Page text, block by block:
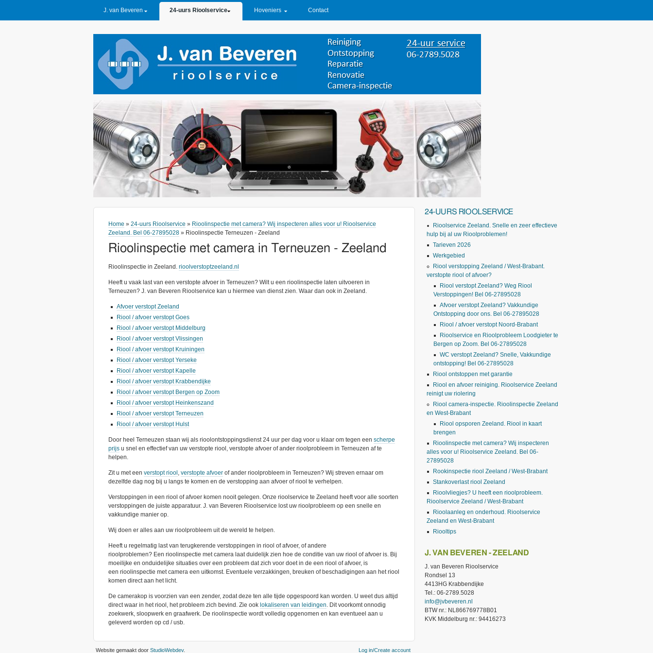
J. van Beveren 24-uurs Rioolservice Hoveniers Contact
Home » 24-uurs Rioolservice » Rioolinspectie met camera? Wij inspecteren alles voor u! Rioolservice
Zeeland. Bel 06-27895028 » Rioolinspectie Terneuzen - Zeeland
Rioolinspectie met camera in Terneuzen - Zeeland
Rioolinspectie in Zeeland. rioolverstoptzeeland.nl
Heeft u vaak last van een verstopte afvoer in Terneuzen? Wilt u een rioolinspectie laten uitvoeren in
Terneuzen? J. van Beveren Rioolservice kan u hiermee van dienst zien. Waar dan ook in Zeeland.
Afvoer verstopt Zeeland
Riool / afvoer verstopt Goes
Riool / afvoer verstopt Middelburg
Riool / afvoer verstopt Vlissingen
Riool / afvoer verstopt Kruiningen
Riool / afvoer verstopt Yerseke
Riool / afvoer verstopt Kapelle
Riool / afvoer verstopt Krabbendijke
Riool / afvoer verstopt Bergen op Zoom
Riool / afvoer verstopt Heinkenszand
Riool / afvoer verstopt Terneuzen
Riool / afvoer verstopt Hulst
Door heel Terneuzen staan wij als rioolontstoppingsdienst 24 uur per dag voor u klaar om tegen een scherpe
prijs u snel en effectief van uw verstopte riool, verstopte afvoer of ander rioolprobleem in Terneuzen af te
helpen.
Zit u met een verstopt riool , verstopte afvoer of ander rioolprobleem in Terneuzen? Wij streven ernaar om
dezelfde dag nog bij u langs te komen en de verstopping aan afvoer of riool te verhelpen.
Verstoppingen in een riool of afvoer komen nooit gelegen. Onze rioolservice te Zeeland heeft voor alle soorten
verstoppingen de juiste apparatuur. J. van Beveren Rioolservice lost uw rioolprobleem op een snelle en
vakkundige manier op.
Wij doen er alles aan uw rioolprobleem uit de wereld te helpen.
Heeft u regelmatig last van terugkerende verstoppingen in riool of afvoer, of andere
rioolproblemen? Een rioolinspectie met camera laat duidelijk zien hoe de conditie van uw riool of afvoer is. Bij
moeilijke en onduidelijke situaties over een probleem dat zich voor doet in de een riool of afvoer, is
een rioolinspectie met camera een uitkomst. Eventuele verzakkingen, breuken of beschadigingen aan het riool
komen direct aan het licht.
De camerakop is voorzien van een zender, zodat deze ten alle tijde opgespoord kan worden. U weet dus altijd
direct waar in het riool, het probleem zich bevind. Zie ook lokaliseren van leidingen. Dit voorkomt onnodig
zoekwerk, sloopwerk en graafwerk. De rioolinspectie wordt volledig opgenomen en kan eventueel aan u
geleverd worden op cd / usb.
Website gemaakt door StudioWebdev. ACCOUNT MENU
Log in/Create account
24-UURS RIOOLSERVICE
Rioolservice Zeeland. Snelle en zeer effectieve
hulp bij al uw Rioolproblemen!
Tarieven 2026
Werkgebied
Riool verstopping Zeeland / West-Brabant.
verstopte riool of afvoer?
Riool verstopt Zeeland? Weg Riool
Verstoppingen! Bel 06-27895028
Afvoer verstopt Zeeland? Vakkundige
Ontstopping door ons. Bel 06-27895028
Riool / afvoer verstopt Noord-Brabant
Rioolservice en Rioolprobleem Loodgieter te
Bergen op Zoom. Bel 06-27895028
WC verstopt Zeeland? Snelle, Vakkundige
ontstopping! Bel 06-27895028
Riool ontstoppen met garantie
Riool en afvoer reiniging. Rioolservice Zeeland
reinigt uw riolering
Riool camera-inspectie. Rioolinspectie Zeeland
en West-Brabant
Riool opsporen Zeeland. Riool in kaart
brengen
Rioolinspectie met camera? Wij inspecteren
alles voor u! Rioolservice Zeeland. Bel 06-
27895028
Rookinspectie riool Zeeland / West-Brabant
Stankoverlast riool Zeeland
Rioolvliegjes? U heeft een rioolprobleem.
Rioolservice Zeeland / West-Brabant
Rioolaanleg en onderhoud. Rioolservice
Zeeland en West-Brabant
Riooltips
J. VAN BEVEREN - ZEELAND
J. van Beveren Rioolservice
Rondsel 13
4413HG Krabbendijke
Tel.: 06-2789.5028
info@jvbeveren.nl
BTW nr.: NL866769778B01
KVK Middelburg nr.: 94416273